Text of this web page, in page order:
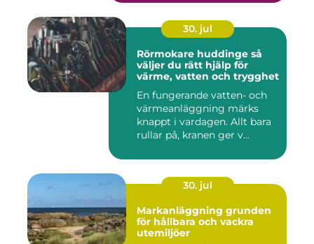
30. jul
Rörmokare huddinge så
väljer du rätt hjälp för
värme, vatten och trygghet
En fungerande vatten- och
värmeanläggning märks
knappt i vardagen. Allt bara
rullar på, kranen ger v...
30. jul
Markanläggning grunden
för hållbara och vackra
utemiljöer